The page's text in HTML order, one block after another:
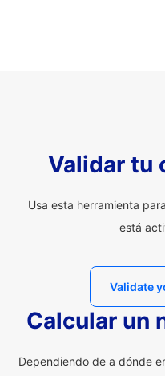
Validar tu
Usa esta herramienta
está
Validate
Calcular un
Dependiendo de a dónde